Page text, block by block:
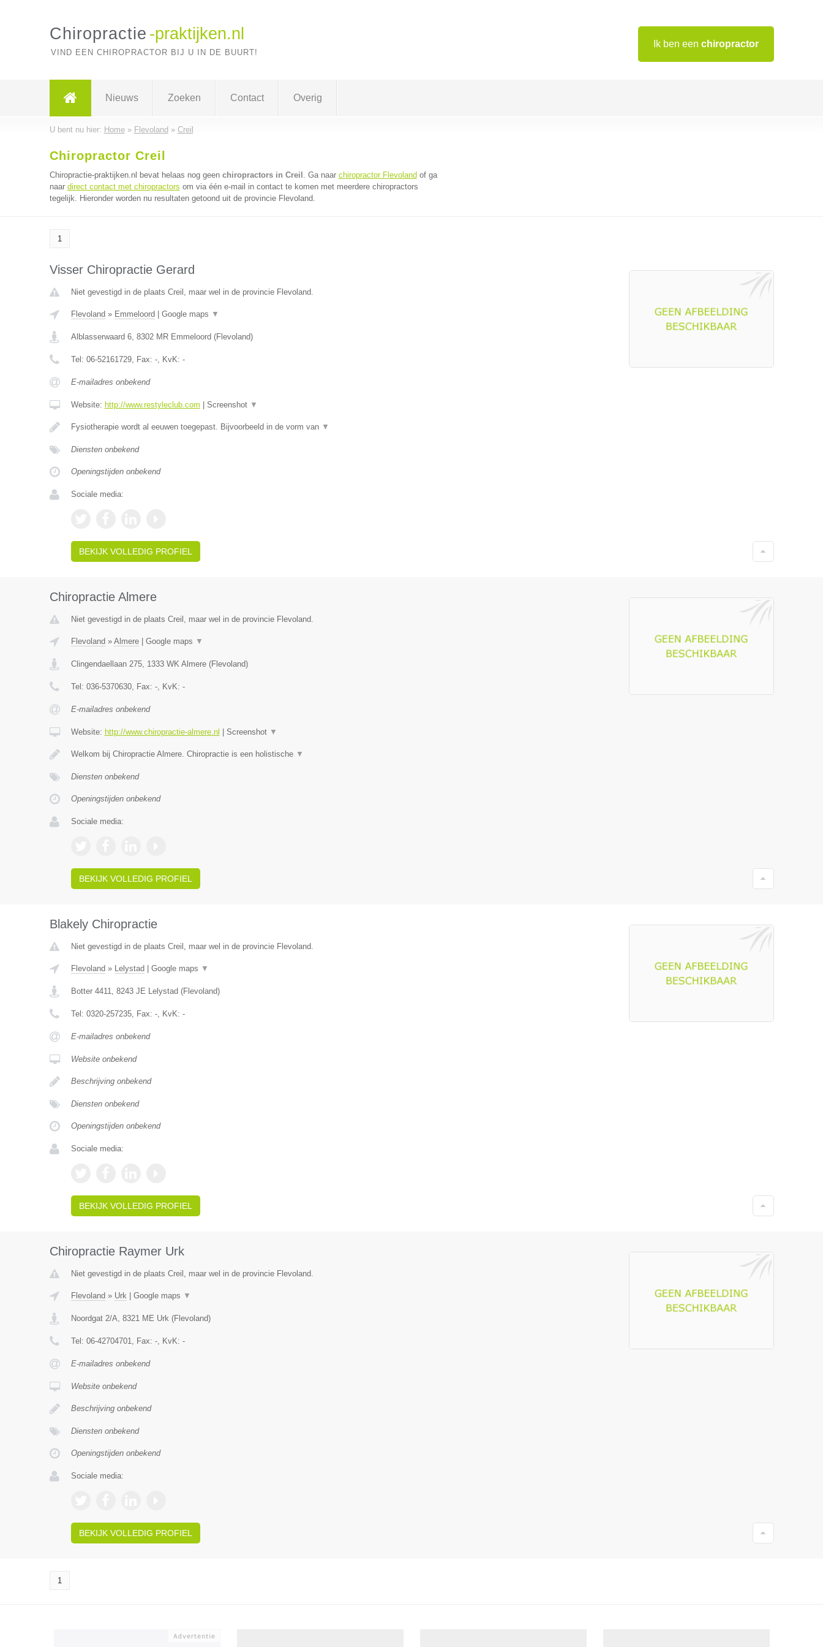
Ik ben een chiropractor
Chiropractie -praktijken.nl
VIND EEN CHIROPRACTOR BIJ U IN DE BUURT!
Nieuws Zoeken Contact Overig
U bent nu hier: Home» Flevoland » Creil
Chiropractor Creil
Chiropractie-praktijken.nl bevat helaas nog geen chiropractors in Creil . Ga naar chiropractor Flevoland of ga
naar direct contact met chiropractors om via één e-mail in contact te komen met meerdere chiropractors
tegelijk. Hieronder worden nu resultaten getoond uit de provincie Flevoland.
1
Visser Chiropractie Gerard
Niet gevestigd in de plaats Creil, maar wel in de provincie Flevoland.
Flevoland » Emmeloord Google maps ▼
Alblasserwaard 6, 8302 MR Emmeloord (Flevoland)
Tel: 06-52161729, Fax: -, KvK: -
E-mailadres onbekend
Website: http://www.restyleclub.com Screenshot ▼
Fysiotherapie wordt al eeuwen toegepast. Bijvoorbeeld in de vorm van ▼
Diensten onbekend
Openingstijden onbekend
Sociale media:
BEKIJK VOLLEDIG PROFIEL
Chiropractie Almere
Niet gevestigd in de plaats Creil, maar wel in de provincie Flevoland.
Flevoland » Almere| Google maps ▼
Clingendaellaan 275, 1333 WK Almere(Flevoland)
Tel: 036-5370630, Fax: -, KvK: -
E-mailadres onbekend
Website: http://www.chiropractie-almere.nl Screenshot ▼
Welkom bij Chiropractie Almere. Chiropractie is een holistische ▼
Diensten onbekend
Openingstijden onbekend
Sociale media:
BEKIJK VOLLEDIG PROFIEL
Blakely Chiropractie
Niet gevestigd in de plaats Creil, maar wel in de provincie Flevoland.
Flevoland » Lelystad Google maps ▼
Botter 4411, 8243 JE Lelystad (Flevoland)
Tel: 0320-257235, Fax: -, KvK: -
E-mailadres onbekend
Website onbekend
Beschrijving onbekend
Diensten onbekend
Openingstijden onbekend
Sociale media:
BEKIJK VOLLEDIG PROFIEL
Chiropractie Raymer Urk
Niet gevestigd in de plaats Creil, maar wel in de provincie Flevoland.
Flevoland » Urk| Google maps ▼
Noordgat 2/A, 8321 ME Urk(Flevoland)
Tel: 06-42704701, Fax: -, KvK: -
E-mailadres onbekend
Website onbekend
Beschrijving onbekend
Diensten onbekend
Openingstijden onbekend
Sociale media:
BEKIJK VOLLEDIG PROFIEL
1